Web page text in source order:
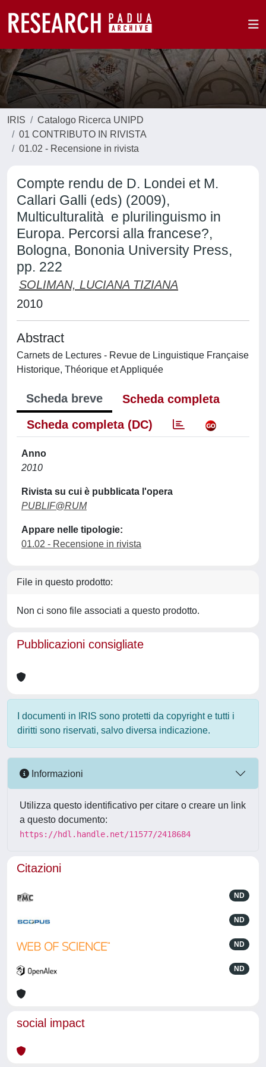
IRIS
Catalogo Ricerca UNIPD
01 CONTRIBUTO IN RIVISTA
01.02 - Recensione in rivista
Compte rendu de D. Londei et M.
Callari Galli (eds) (2009),
Multiculturalità e plurilinguismo in
Europa. Percorsi alla francese?,
Bologna, Bononia University Press,
pp. 222
SOLIMAN, LUCIANA TIZIANA
2010
Abstract
Carnets de Lectures - Revue de Linguistique Française
Historique, Théorique et Appliquée
Scheda breve
Scheda completa
Scheda completa (DC)
Anno
2010
Rivista su cui è pubblicata l'opera
PUBLIF@RUM
Appare nelle tipologie:
01.02 - Recensione in rivista
File in questo prodotto:
Non ci sono file associati a questo prodotto.
Pubblicazioni consigliate
I documenti in IRIS sono protetti da copyright e tutti i
diritti sono riservati, salvo diversa indicazione.
Informazioni
Utilizza questo identificativo per citare o creare un link
a questo documento:
https://hdl.handle.net/11577/2418684
Citazioni
ND
ND
ND
ND
social impact